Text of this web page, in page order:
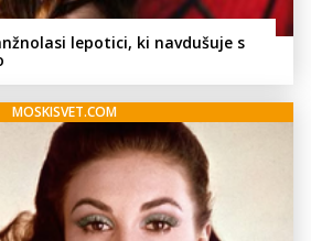
lepotici, ki navdušuje s
MOSKISVET.COM